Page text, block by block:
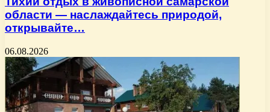
области — наслаждайтесь природой,
открывайте…
06.08.2026